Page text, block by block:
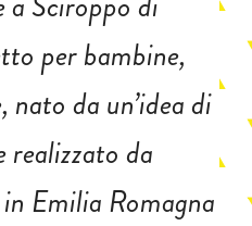
per bambine,
da un’idea di
da
Emilia Romagna